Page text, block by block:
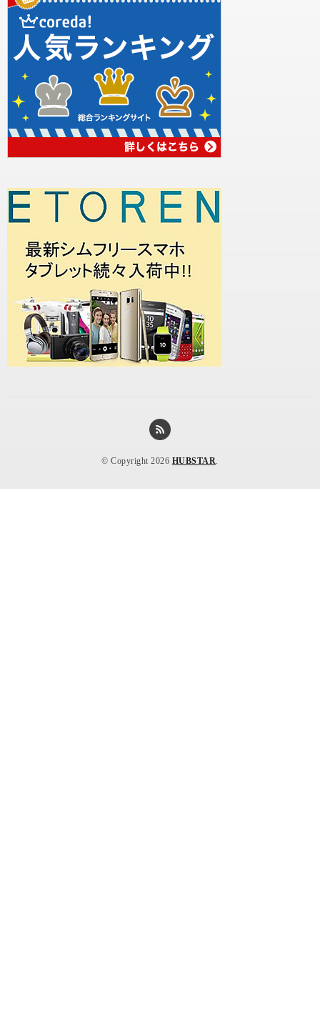
© Copyright 2026 HUBSTAR.